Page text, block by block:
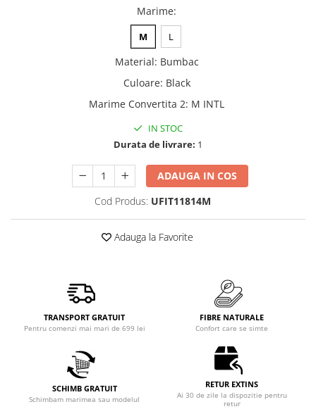
Marime:
M L
Material: Bumbac
Culoare: Black
Marime Convertita 2: M INTL
IN STOC
Durata de livrare: 1
ADAUGA IN COS
Cod Produs: UFIT11814M
Adauga la Favorite
TRANSPORT GRATUIT
Pentru comenzi mai mari de 699 lei
FIBRE NATURALE
Confort care se simte
SCHIMB GRATUIT
Schimbam marimea sau modelul
RETUR EXTINS
Ai 30 de zile la dispozitie pentru
retur